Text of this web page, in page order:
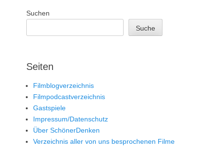
Suchen
Suche
Seiten
Filmblogverzeichnis
Filmpodcastverzeichnis
Gastspiele
Impressum/Datenschutz
Über SchönerDenken
Verzeichnis aller von uns besprochenen Filme